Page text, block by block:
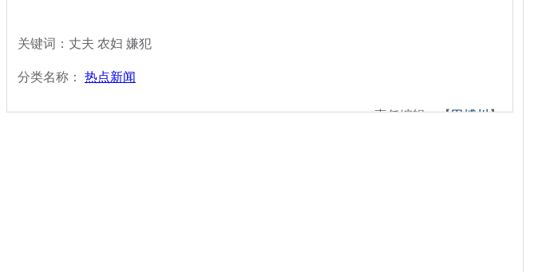
关键词：丈夫 农妇 嫌犯
分类名称： 热点新闻
责任编辑：【田博川】